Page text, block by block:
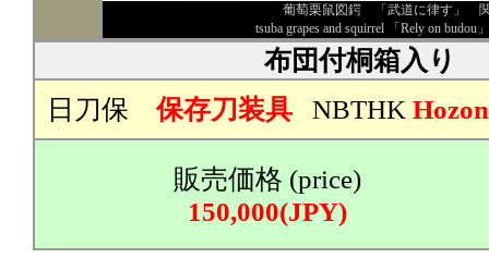
葡萄栗鼠図鍔 「武道に律す」
tsuba grapes and squirrel 「Rely on budou
布団付桐箱入り
日刀保 保存刀装具 NBTHK Hozon
販売価格 (price)
150,000(JPY)